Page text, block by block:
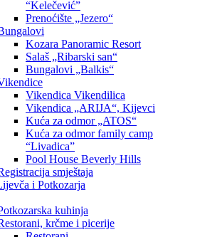
“Kelečević”
Prenoćište „Jezero“
Kozara Panoramic Resort
Salaš „Ribarski san“
Bungalovi „Balkis“
Vikendica Vikendilica
Vikendica „ARIJA“, Kijevci
Kuća za odmor „ATOS“
Kuća za odmor family camp
“Livadica”
Pool House Beverly Hills
smještaja
i Potkozarja
kuhinja
krčme i picerije